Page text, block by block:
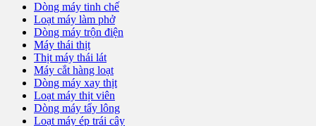
Dòng máy tinh chế
Loạt máy làm phở
Dòng máy trộn điện
Máy thái thịt
Thịt máy thái lát
Máy cắt hàng loạt
Dòng máy xay thịt
Loạt máy thịt viên
Dòng máy tẩy lông
Loạt máy ép trái cây